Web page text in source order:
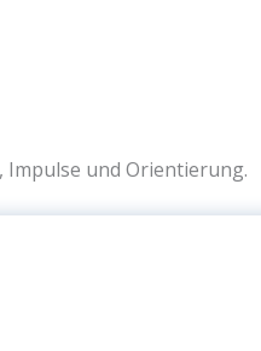
Impulse und Orientierung.